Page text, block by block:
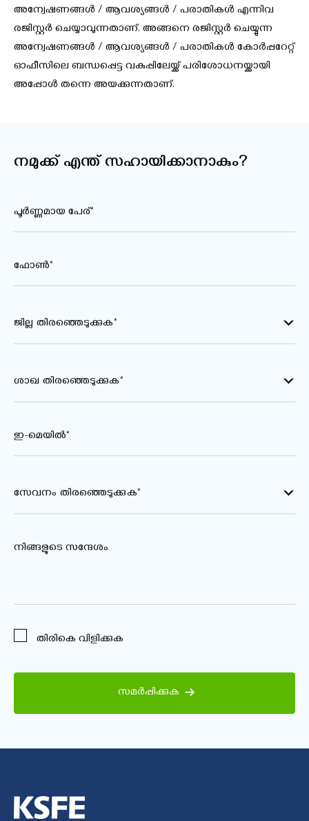
അന്വേഷണങ്ങള്‍ / ആവശ്യങ്ങള്‍ / പരാതികള്‍ എന്നിവ
രജിസ്റ്റര്‍ ചെയ്യാവുന്നതാണ്. അങ്ങനെ രജിസ്റ്റര്‍ ചെയ്യുന്ന
അന്വേഷണങ്ങള്‍ / ആവശ്യങ്ങള്‍ / പരാതികള്‍ കോര്‍പ്പറേറ്റ്
ഓഫീസിലെ ബന്ധപ്പെട്ട വകുപ്പിലേയ്ക്ക് പരിശോധനയ്ക്കായി
അപ്പോള്‍ തന്നെ അയക്കുന്നതാണ്.
നമുക്ക് എന്ത് സഹായിക്കാനാകും?
പൂർണ്ണമായ പേര്*
ഫോൺ*
ജില്ല തിരഞ്ഞെടുക്കുക*
ശാഖ തിരഞ്ഞെടുക്കുക*
ഇ-മെയിൽ*
സേവനം തിരഞ്ഞെടുക്കുക*
നിങ്ങളുടെ സന്ദേശം
തിരികെ വിളിക്കുക
സമർപ്പിക്കുക